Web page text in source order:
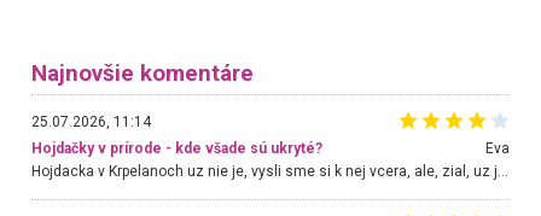
Najnovšie komentáre
25.07.2026, 11:14
Hojdačky v prírode - kde všade sú ukryté?
Eva